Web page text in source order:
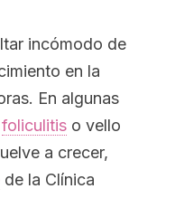
incómodo de
en la
En algunas
foliculitis o vello
a crecer,
de la Clínica